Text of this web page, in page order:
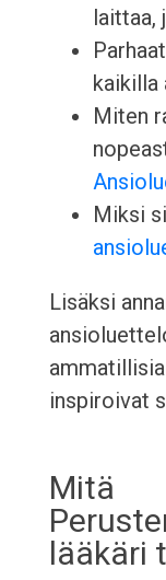
laittaa,
kaikilla
Miten
Miksi
Lisäksi
inspiroivat
Mitä
lääkäri